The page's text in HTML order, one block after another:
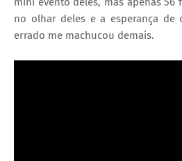
no olhar deles e a esperança de
errado me machucou demais.